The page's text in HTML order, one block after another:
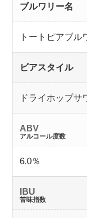
ブルワリー名
トートピアブ
ビアスタイル
ドライホップサ
ABV
アルコール度数
6.0％
IBU
苦味指数